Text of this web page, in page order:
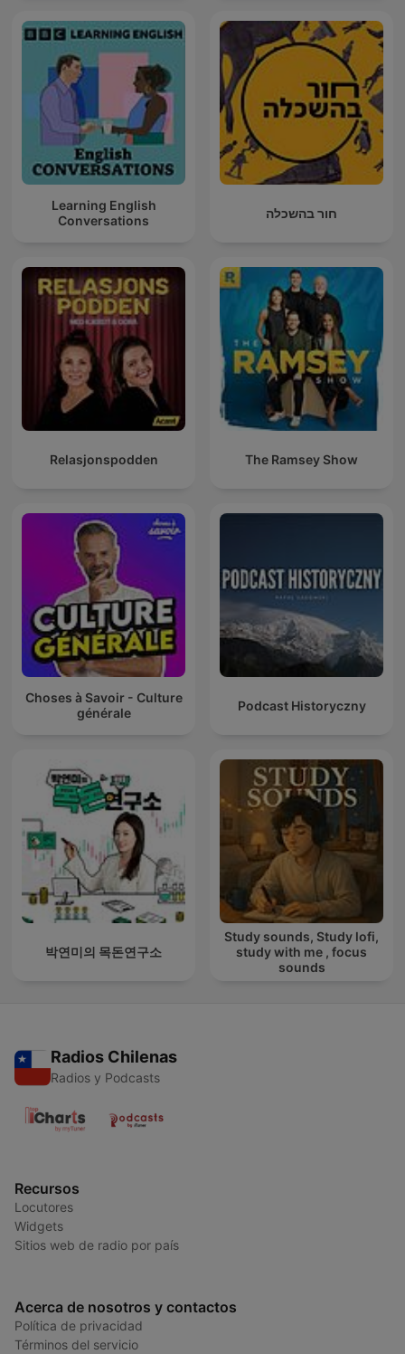
Learning English
Conversations
חור בהשכלה
Relasjonspodden The Ramsey Show
Choses à Savoir - Culture
générale
Podcast Historyczny
박연미의 목돈연구소
Study sounds, Study lofi,
study with me , focus
sounds
Radios Chilenas
Radios y Podcasts
Recursos
Locutores
Widgets
Sitios web de radio por país
Acerca de nosotros y contactos
Política de privacidad
Términos del servicio